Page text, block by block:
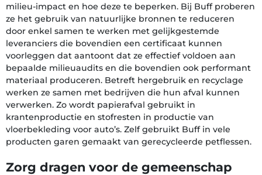
milieu-impact en hoe deze te beperken. Bij Buff proberen
ze het gebruik van natuurlijke bronnen te reduceren
door enkel samen te werken met gelijkgestemde
leveranciers die bovendien een certificaat kunnen
voorleggen dat aantoont dat ze effectief voldoen aan
bepaalde milieuaudits en die bovendien ook performant
materiaal produceren. Betreft hergebruik en recyclage
werken ze samen met bedrijven die hun afval kunnen
verwerken. Zo wordt papierafval gebruikt in
krantenproductie en stofresten in productie van
vloerbekleding voor auto’s. Zelf gebruikt Buff in vele
producten garen gemaakt van gerecycleerde petflessen.
Zorg dragen voor de gemeenschap